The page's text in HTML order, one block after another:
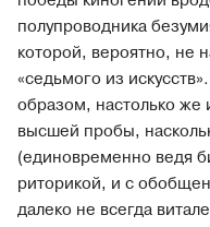
полупроводника
которой, вероятно, не
«седьмого из
образом, настолько
высшей пробы,
(единовременно ведя
риторикой, и с
далеко не всегда